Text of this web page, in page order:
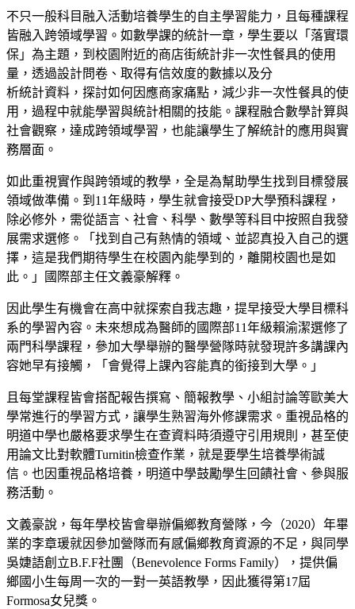
不只一般科目融入活動培養學生的自主學習能力，且每種課程
皆融入跨領域學習。如數學課的統計一章，學生要以「落實環
保」為主題，到校園附近的商店街統計非一次性餐具的使用
量，透過設計問卷、取得有信效度的數據以及分
析統計資料，探討如何因應商家痛點，減少非一次性餐具的使
用，過程中就能學習與統計相關的技能。課程融合數學計算與
社會觀察，達成跨領域學習，也能讓學生了解統計的應用與實
務層面。
如此重視實作與跨領域的教學，全是為幫助學生找到目標發展
領域做準備。到11年級時，學生就會接受DP大學預科課程，
除必修外，需從語言、社會、科學、數學等科目中按照自我發
展需求選修。「找到自己有熱情的領域、並認真投入自己的選
擇，這是我們期待學生在校園內能學到的，離開校園也是如
此。」國際部主任文義豪解釋。
因此學生有機會在高中就探索自我志趣，提早接受大學目標科
系的學習內容。未來想成為醫師的國際部11年級賴渝潔選修了
兩門科學課程，參加大學舉辦的醫學營隊時就發現許多講課內
容她早有接觸，「會覺得上課內容能真的銜接到大學。」
且每堂課程皆會搭配報告撰寫、簡報教學、小組討論等歐美大
學常進行的學習方式，讓學生熟習海外修課需求。重視品格的
明道中學也嚴格要求學生在查資料時須遵守引用規則，甚至使
用論文比對軟體Turnitin檢查作業，就是要學生培養學術誠
信。也因重視品格培養，明道中學鼓勵學生回饋社會、參與服
務活動。
文義豪說，每年學校皆會舉辦偏鄉教育營隊，今（2020）年畢
業的李章瑗就因參加營隊而有感偏鄉教育資源的不足，與同學
吳婕語創立B.F.F社團（Benevolence Forms Family），提供偏
鄉國小生每周一次的一對一英語教學，因此獲得第17屆
Formosa女兒獎。